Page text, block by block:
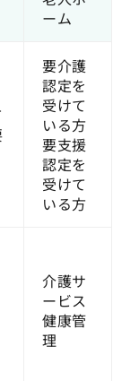
ーム
要介護
認定を
受けて
いる方
要支援
認定を
受けて
いる方
介護サ
ービス
健康管
理